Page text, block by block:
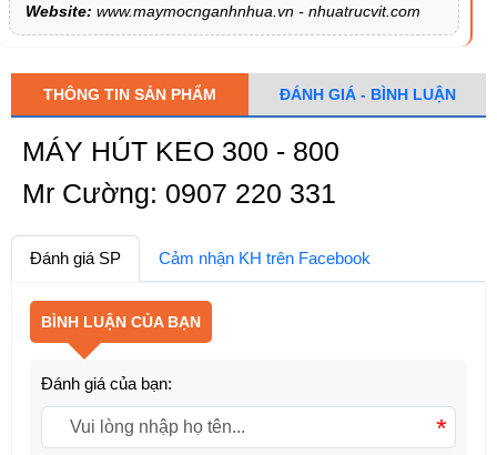
Website: www.maymocnganhnhua.vn - nhuatrucvit.com
THÔNG TIN SẢN PHẨM ĐÁNH GIÁ - BÌNH LUẬN
MÁY HÚT KEO 300 - 800
Mr Cường: 0907 220 331
Đánh giá SP Cảm nhận KH trên Facebook
BÌNH LUẬN CỦA BẠN
Đánh giá của bạn:
*